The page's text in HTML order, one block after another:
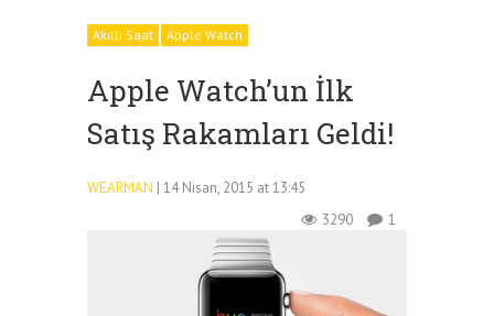
Akıllı Saat Apple Watch
Apple Watch’un İlk
Satış Rakamları Geldi!
WEARMAN | 14 Nisan, 2015 at 13:45
3290
1